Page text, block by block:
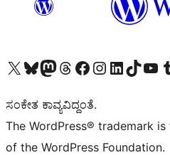
Visit our X (formerly Twitter) account
Visit our Bluesky account
Visit our Mastodon account
Visit our Threads account
Visit our Facebook page
Visit our Instagram account
Visit our LinkedIn
Visit our TikTok
Visit our
ಸಂಕೇತ ಕಾವ್ಯವಿದ್ದಂತೆ.
The WordPress® trademark
of the WordPress Foundation.